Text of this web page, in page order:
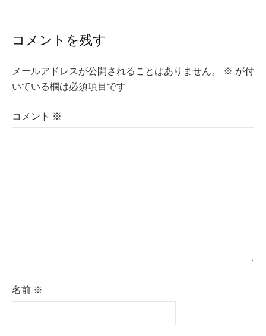
ビ
ゲ
ー
シ
コメントを残す
メールアドレスが公開されることはありません。 ※ が付
いている欄は必須項目です
コメント ※
名前 ※